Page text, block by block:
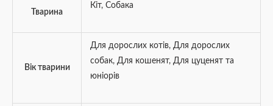
Тварина
Кіт, Собака
Вік тварини
Для дорослих котів, Для дорослих
собак, Для кошенят, Для цуценят та
юніорів